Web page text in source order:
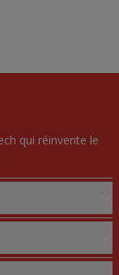
qui réinvente le